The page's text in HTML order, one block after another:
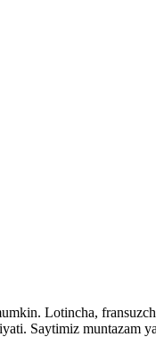
Lotincha,
Saytimiz muntazam